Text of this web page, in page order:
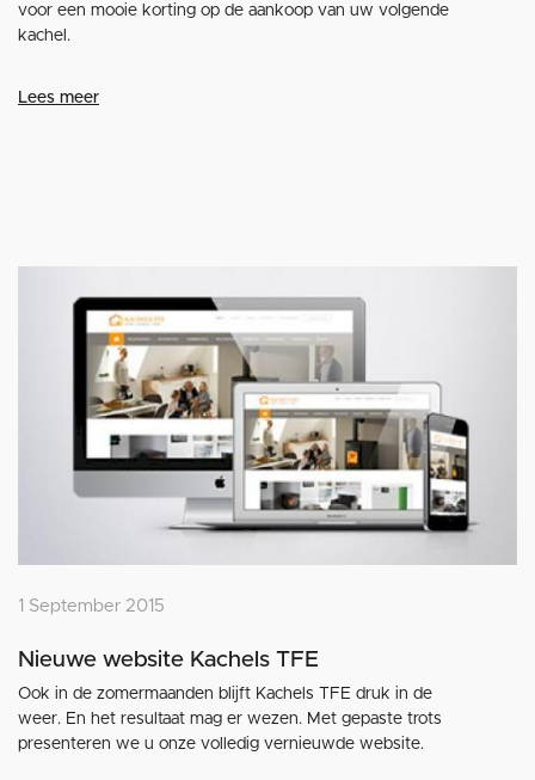
voor een mooie korting op de aankoop van uw volgende
kachel.
Lees meer
1 September 2015
Nieuwe website Kachels TFE
Ook in de zomermaanden blijft Kachels TFE druk in de
weer. En het resultaat mag er wezen. Met gepaste trots
presenteren we u onze volledig vernieuwde website.